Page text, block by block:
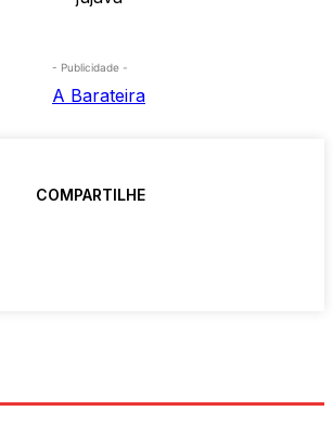
- Publicidade -
COMPARTILHE